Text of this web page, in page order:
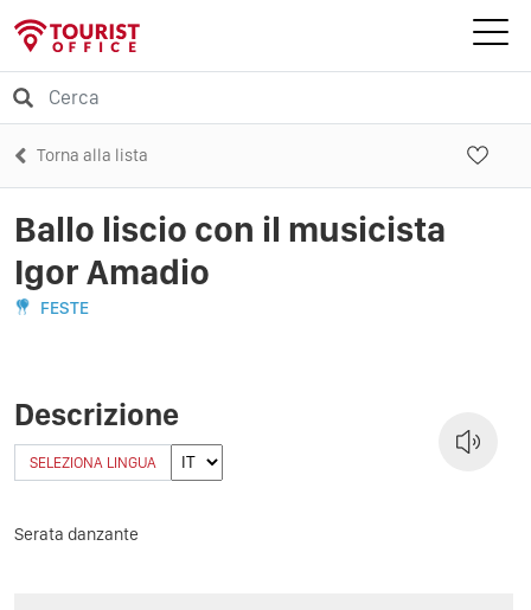
Torna alla lista
Ballo liscio con il musicista
Igor Amadio
FESTE
Descrizione
SELEZIONA LINGUA
Serata danzante